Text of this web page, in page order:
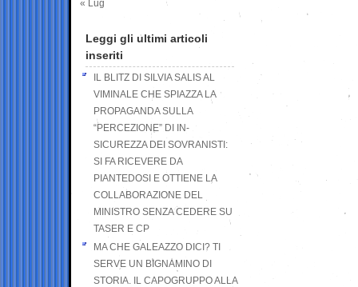
« Lug
Leggi gli ultimi articoli
inseriti
IL BLITZ DI SILVIA SALIS AL
VIMINALE CHE SPIAZZA LA
PROPAGANDA SULLA
“PERCEZIONE” DI IN-
SICUREZZA DEI SOVRANISTI:
SI FA RICEVERE DA
PIANTEDOSI E OTTIENE LA
COLLABORAZIONE DEL
MINISTRO SENZA CEDERE SU
TASER E CP
MA CHE GALEAZZO DICI? TI
SERVE UN BIGNAMINO DI
STORIA. IL CAPOGRUPPO ALLA